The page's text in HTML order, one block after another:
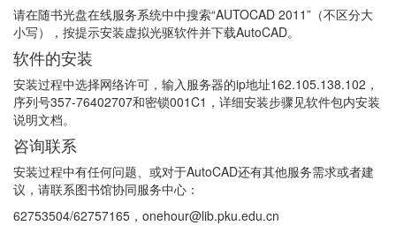
请在随书光盘在线服务系统中中搜索“AUTOCAD 2011”（不区分大
小写），按提示安装虚拟光驱软件并下载AutoCAD。
软件的安装
安装过程中选择网络许可，输入服务器的ip地址162.105.138.102，
序列号357-76402707和密锁001C1，详细安装步骤见软件包内安装
说明文档。
咨询联系
安装过程中有任何问题、或对于AutoCAD还有其他服务需求或者建
议，请联系图书馆协同服务中心：
62753504/62757165，onehour@lib.pku.edu.cn